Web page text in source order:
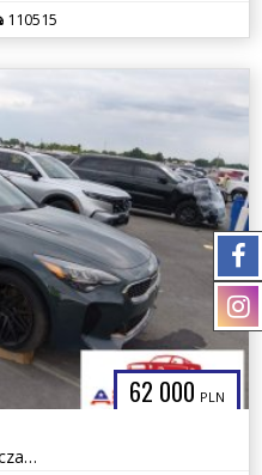
110515
62 000 PLN
2022r., Gt-Line, 2.5L, od ubezpieczalni